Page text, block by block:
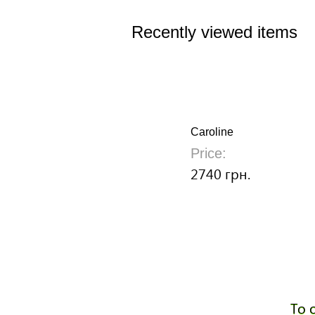
Recently viewed items
Caroline
Price:
2740 грн.
To